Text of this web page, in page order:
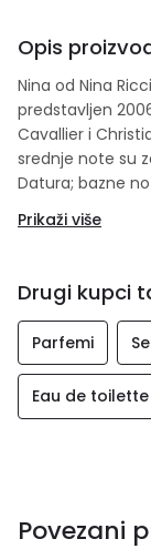
Opis
Nina od Nina
predstavljen
Cavallier i Christian Dussoulier.
srednje note su
Datura; bazne
Prikaži više
Drugi kupci
Parfemi
Eau de toilette
Povezani